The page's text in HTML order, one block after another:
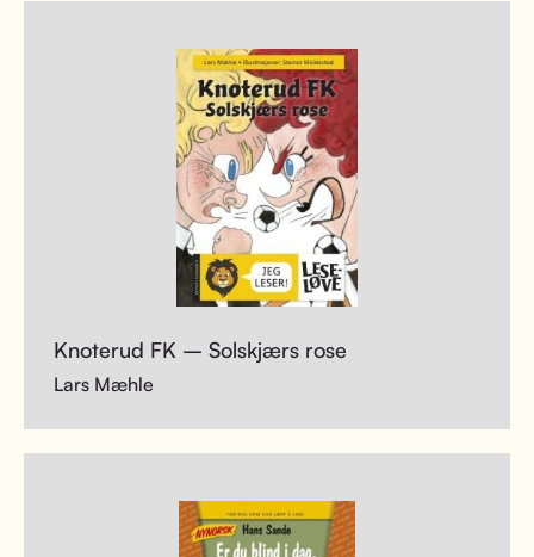
Knoterud FK – Solskjærs rose
Lars Mæhle